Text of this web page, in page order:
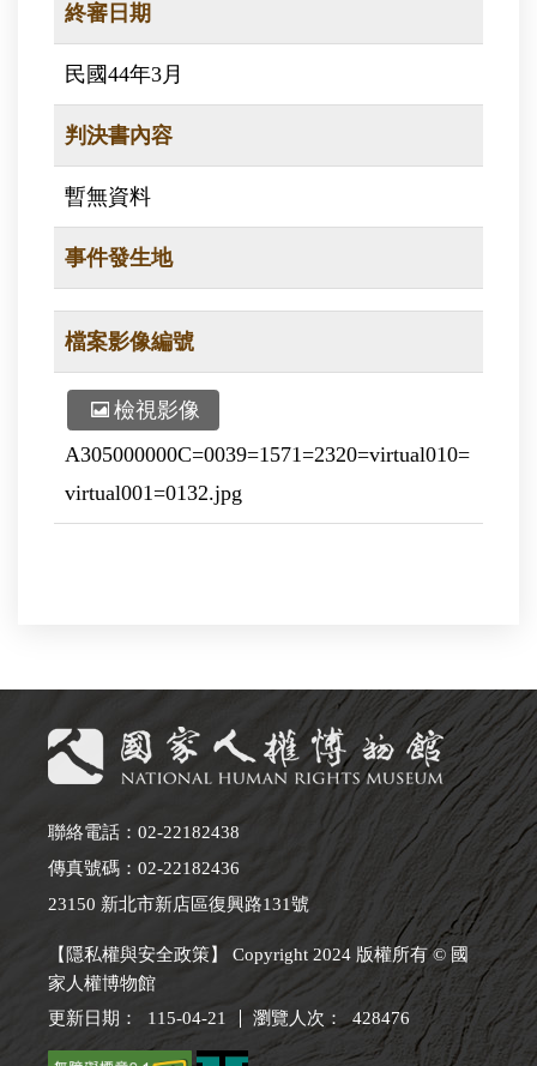
終審日期
民國44年3月
判決書內容
暫無資料
事件發生地
檔案影像編號
檢視影像
A305000000C=0039=1571=2320=virtual010=
virtual001=0132.jpg
聯絡電話：02-22182438
傳真號碼：02-22182436
23150 新北市新店區復興路131號
【隱私權與安全政策】 Copyright 2024 版權所有 © 國
家人權博物館
更新日期：
115-04-21 瀏覽人次： 428476